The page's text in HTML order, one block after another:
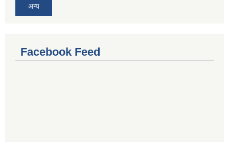
अन्य
Facebook Feed